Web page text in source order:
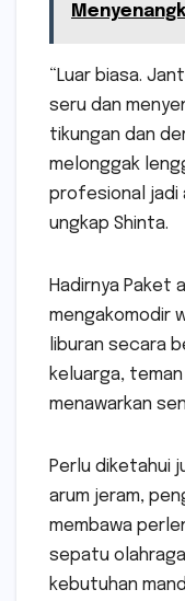
“Luar biasa.
seru dan
tikungan dan
melonggak
profesional jadi
ungkap Shinta.
Hadirnya Paket
mengakomodir
liburan secara
keluarga,
menawarkan
Perlu diketahui
arum jeram,
membawa
sepatu
kebutuhan